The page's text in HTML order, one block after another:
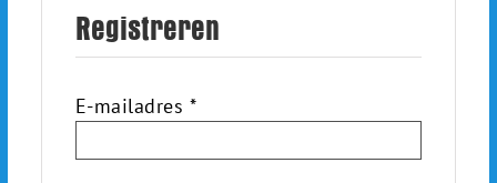
Registreren
E-mailadres *Vereist